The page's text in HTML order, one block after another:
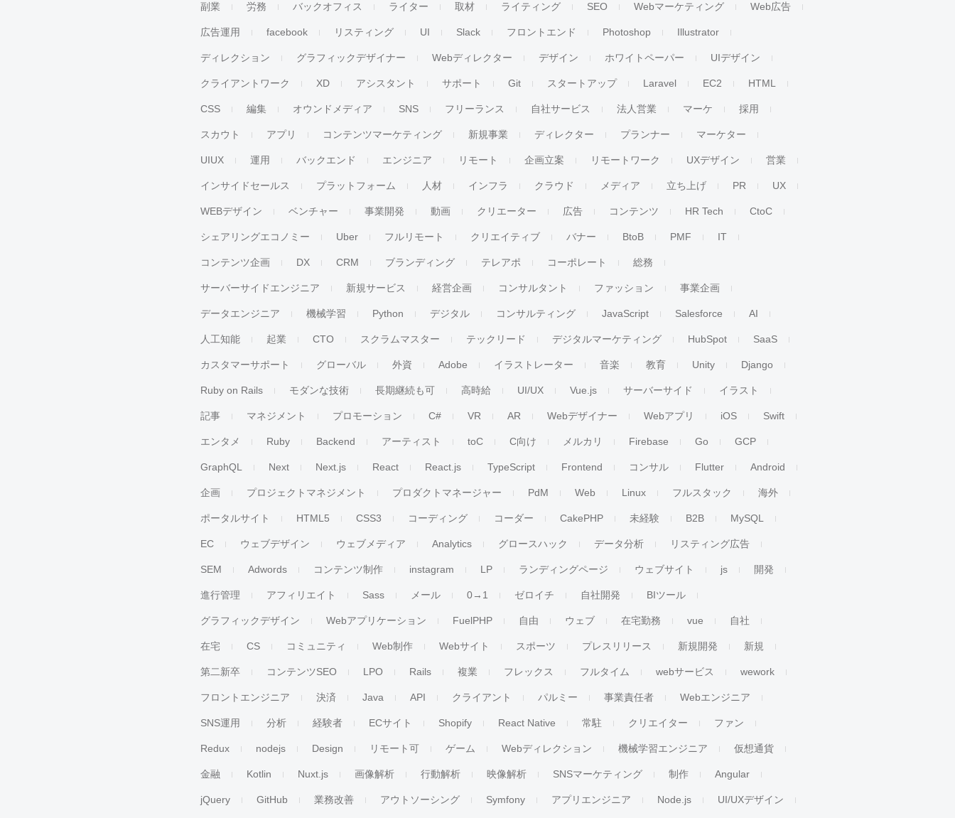
副業 労務 バックオフィス ライター 取材 ライティング SEO Webマーケティング Web広告
広告運用 facebook リスティング UI Slack フロントエンド Photoshop Illustrator
ディレクション グラフィックデザイナー Webディレクター デザイン ホワイトペーパー UIデザイン
クライアントワーク XD アシスタント サポート Git スタートアップ Laravel EC2 HTML
CSS 編集 オウンドメディア SNS フリーランス 自社サービス 法人営業 マーケ 採用
スカウト アプリ コンテンツマーケティング 新規事業 ディレクター プランナー マーケター
UIUX 運用 バックエンド エンジニア リモート 企画立案 リモートワーク UXデザイン 営業
インサイドセールス プラットフォーム 人材 インフラ クラウド メディア 立ち上げ PR UX
WEBデザイン ベンチャー 事業開発 動画 クリエーター 広告 コンテンツ HR Tech CtoC
シェアリングエコノミー Uber フルリモート クリエイティブ バナー BtoB PMF IT
コンテンツ企画 DX CRM ブランディング テレアポ コーポレート 総務
サーバーサイドエンジニア 新規サービス 経営企画 コンサルタント ファッション 事業企画
データエンジニア 機械学習 Python デジタル コンサルティング JavaScript Salesforce AI
人工知能 起業 CTO スクラムマスター テックリード デジタルマーケティング HubSpot SaaS
カスタマーサポート グローバル 外資 Adobe イラストレーター 音楽 教育 Unity Django
Ruby on Rails モダンな技術 長期継続も可 高時給 UI/UX Vue.js サーバーサイド イラスト
記事 マネジメント プロモーション C# VR AR Webデザイナー Webアプリ iOS Swift
エンタメ Ruby Backend アーティスト toC C向け メルカリ Firebase Go GCP
GraphQL Next Next.js React React.js TypeScript Frontend コンサル Flutter Android
企画 プロジェクトマネジメント プロダクトマネージャー PdM Web Linux フルスタック 海外
ポータルサイト HTML5 CSS3 コーディング コーダー CakePHP 未経験 B2B MySQL
EC ウェブデザイン ウェブメディア Analytics グロースハック データ分析 リスティング広告
SEM Adwords コンテンツ制作 instagram LP ランディングページ ウェブサイト js 開発
進行管理 アフィリエイト Sass メール 0→1 ゼロイチ 自社開発 BIツール
グラフィックデザイン Webアプリケーション FuelPHP 自由 ウェブ 在宅勤務 vue 自社
在宅 CS コミュニティ Web制作 Webサイト スポーツ プレスリリース 新規開発 新規
第二新卒 コンテンツSEO LPO Rails 複業 フレックス フルタイム webサービス wework
フロントエンジニア 決済 Java API クライアント パルミー 事業責任者 Webエンジニア
SNS運用 分析 経験者 ECサイト Shopify React Native 常駐 クリエイター ファン
Redux nodejs Design リモート可 ゲーム Webディレクション 機械学習エンジニア 仮想通貨
金融 Kotlin Nuxt.js 画像解析 行動解析 映像解析 SNSマーケティング 制作 Angular
jQuery GitHub 業務改善 アウトソーシング Symfony アプリエンジニア Node.js UI/UXデザイン